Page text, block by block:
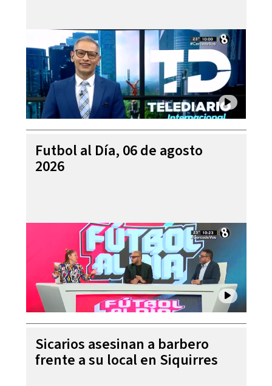
Futbol al Día, 06 de agosto
2026
Sicarios asesinan a barbero
frente a su local en Siquirres